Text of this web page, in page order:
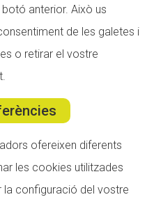
anterior. Això us
de les galetes i
o retirar el vostre
ofereixen diferents
les cookies utilitzades
la configuració del vostre